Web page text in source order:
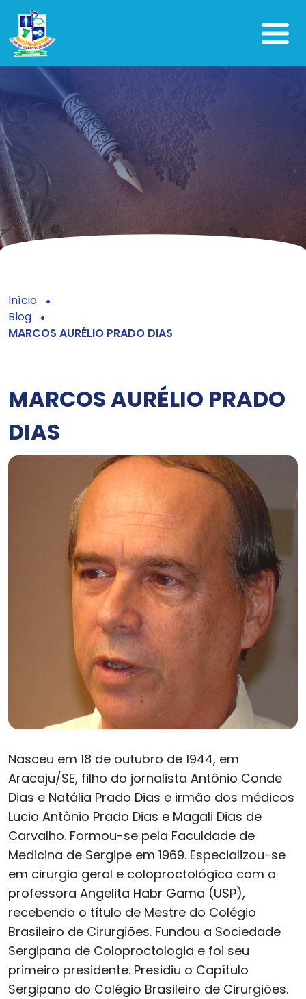
Início
Blog
MARCOS AURÉLIO PRADO DIAS
MARCOS AURÉLIO PRADO
DIAS
Nasceu em 18 de outubro de 1944, em
Aracaju/SE, filho do jornalista Antônio Conde
Dias e Natália Prado Dias e irmão dos médicos
Lucio Antônio Prado Dias e Magali Dias de
Carvalho. Formou-se pela Faculdade de
Medicina de Sergipe em 1969. Especializou-se
em cirurgia geral e coloproctológica com a
professora Angelita Habr Gama (USP),
recebendo o título de Mestre do Colégio
Brasileiro de Cirurgiões. Fundou a Sociedade
Sergipana de Coloproctologia e foi seu
primeiro presidente. Presidiu o Capítulo
Sergipano do Colégio Brasileiro de Cirurgiões.